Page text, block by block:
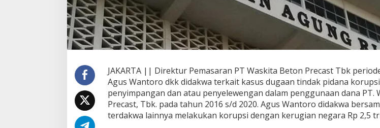
e
t
o
n
P
r
c
a
s
t
D
i
JAKARTA || Direktur Pemasaran PT Waskita Beton Precast Tbk
Agus Wantoro dkk didakwa terkait kasus dugaan tindak pidana korupsi
penyimpangan dan atau penyelewengan dalam penggunaan dana PT.
Precast, Tbk. pada tahun 2016 s/d 2020. Agus Wantoro didakwa
terdakwa lainnya melakukan korupsi dengan kerugian negara Rp 2,5